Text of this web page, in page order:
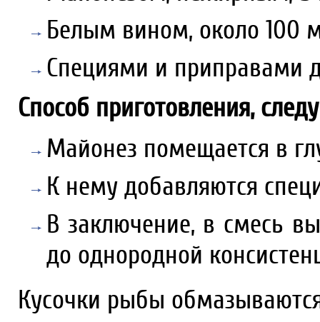
Белым вином, около 100
Специями и приправами
Способ приготовления,
Майонез помещается в
К нему добавляются
В заключение, в смесь
до однородной
Кусочки рыбы